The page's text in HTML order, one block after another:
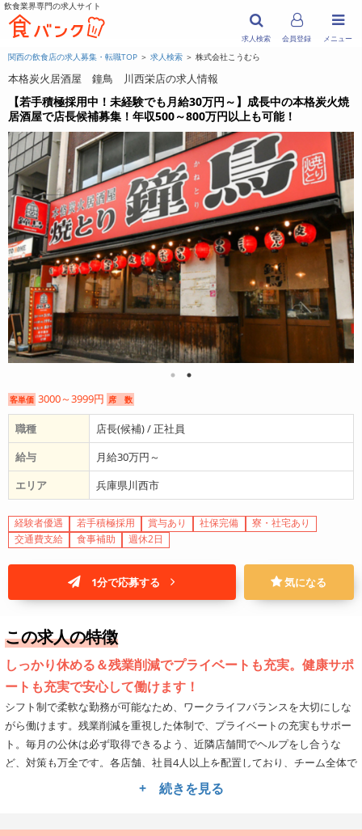
飲食業界専門の求人サイト
メニュー
求人検索 会員登録
関西の飲食店の求人募集・転職TOP ＞ 求人検索 ＞ 株式会社こうむら
本格炭火居酒屋 鐘鳥 川西栄店の求人情報
【若手積極採用中！未経験でも月給30万円～】成長中の本格炭火焼
居酒屋で店長候補募集！年収500～800万円以上も可能！
客単価 3000～3999円 席 数
職種
店長(候補) / 正社員
給与
月給30万円～
エリア
兵庫県川西市
経験者優遇 若手積極採用 賞与あり 社保完備
寮・社宅あり
交通費支給
食事補助 週休2日
1分で応募する 気になる
この求人の特徴
しっかり休める＆残業削減でプライベートも充実。健康サポ
ートも充実で安心して働けます！
シフト制で柔軟な勤務が可能なため、ワークライフバランスを大切にしな
がら働けます。残業削減を重視した体制で、プライベートの充実もサポー
ト。毎月の公休は必ず取得できるよう、近隣店舗間でヘルプをし合うな
ど、対策も万全です。各店舗、社員4人以上を配置しており、チーム全体で
協力しながら目標達成を目指すことで、業務負荷を軽減しつつ、あなたの
リーダーシップも発揮できます。また、メンタルヘルスケアや定期健康診
+ 続きを見る